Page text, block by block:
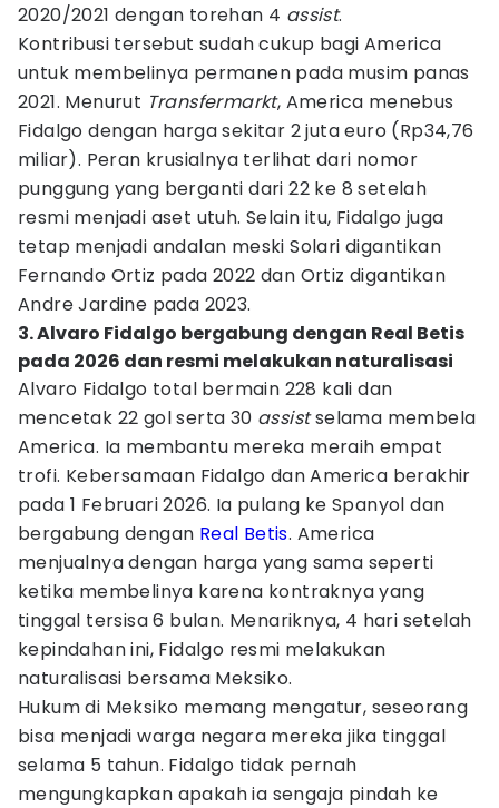
2020/2021 dengan torehan 4 assist.
Kontribusi tersebut sudah cukup bagi America
untuk membelinya permanen pada musim panas
2021. Menurut Transfermarkt, America menebus
Fidalgo dengan harga sekitar 2 juta euro (Rp34,76
miliar). Peran krusialnya terlihat dari nomor
punggung yang berganti dari 22 ke 8 setelah
resmi menjadi aset utuh. Selain itu, Fidalgo juga
tetap menjadi andalan meski Solari digantikan
Fernando Ortiz pada 2022 dan Ortiz digantikan
Andre Jardine pada 2023.
3. Alvaro Fidalgo bergabung dengan Real Betis
pada 2026 dan resmi melakukan naturalisasi
Alvaro Fidalgo total bermain 228 kali dan
mencetak 22 gol serta 30 assistselama membela
America. Ia membantu mereka meraih empat
trofi. Kebersamaan Fidalgo dan America berakhir
pada 1 Februari 2026. Ia pulang ke Spanyol dan
bergabung dengan Real Betis. America
menjualnya dengan harga yang sama seperti
ketika membelinya karena kontraknya yang
tinggal tersisa 6 bulan. Menariknya, 4 hari setelah
kepindahan ini, Fidalgo resmi melakukan
naturalisasi bersama Meksiko.
Hukum di Meksiko memang mengatur, seseorang
bisa menjadi warga negara mereka jika tinggal
selama 5 tahun. Fidalgo tidak pernah
mengungkapkan apakah ia sengaja pindah ke